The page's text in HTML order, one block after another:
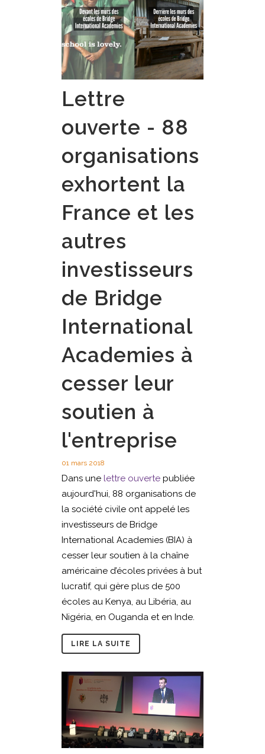
Lettre
ouverte - 88
organisations
exhortent la
France et les
autres
investisseurs
de Bridge
International
Academies à
cesser leur
soutien à
l'entreprise
01 mars 2018
Dans une lettre ouverte publiée
aujourd'hui, 88 organisations de
la société civile ont appelé les
investisseurs de Bridge
International Academies (BIA) à
cesser leur soutien à la chaîne
américaine d’écoles privées à but
lucratif, qui gère plus de 500
écoles au Kenya, au Libéria, au
Nigéria, en Ouganda et en Inde.
LIRE LA SUITE